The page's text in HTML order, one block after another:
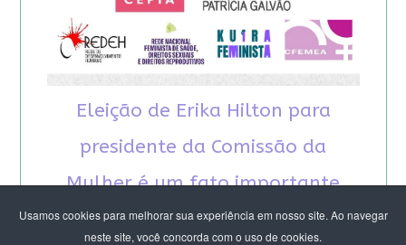
Usamos cookies para melhorar sua experiência em nosso site. Ao navegar
neste site, você concorda com o uso de cookies.
Eleição de Erika Hilton para
presidente da Comissão da
Mulher é um fato importante
para a democracia